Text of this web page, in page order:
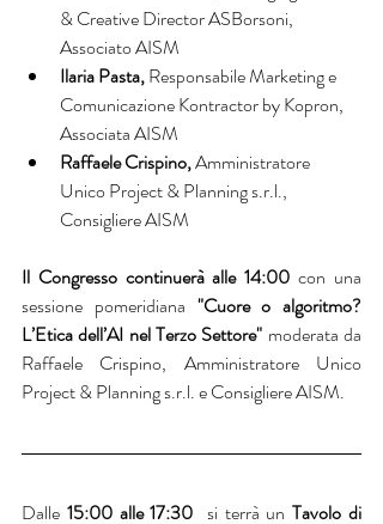
& Creative Director ASBorsoni,
Associato AISM
Ilaria Pasta, Responsabile Marketing e
Comunicazione Kontractor by Kopron,
Associata AISM
Raffaele Crispino, Amministratore
Unico Project & Planning s.r.l.,
Consigliere AISM
Il Congresso continuerà alle 14:00 con una
sessione pomeridiana "Cuore o algoritmo?
L’Etica dell’AI nel Terzo Settore" moderata da
Raffaele Crispino, Amministratore Unico
Project & Planning s.r.l. e Consigliere AISM.
Dalle 15:00 alle 17:30
  si terrà un
Tavolo di